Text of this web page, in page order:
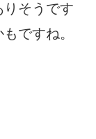
そうです
ですね。